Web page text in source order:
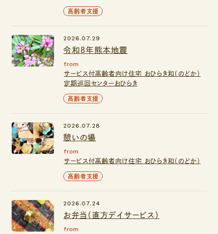
高齢者支援
令和8年熊本地震
2026.07.29
from
サービス付高齢者向け住宅 おひらき和（のどか）
定期巡回センターおひらき
高齢者支援
憩いの場
2026.07.28
from
サービス付高齢者向け住宅 おひらき和（のどか）
高齢者支援
お弁当（直方デイサービス）
2026.07.24
from